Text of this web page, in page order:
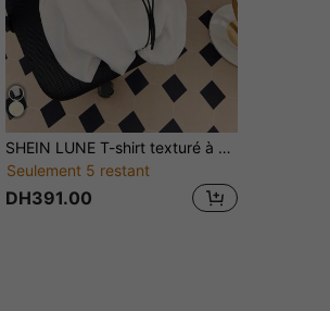
SHEIN LUNE T-shirt texturé à manches courtes à décor de fleurs 3D pour femmes, été
Seulement 5 restant
DH391.00